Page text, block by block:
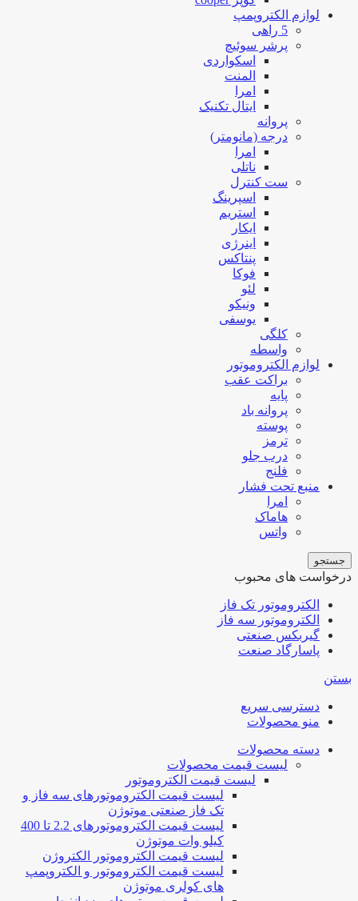
لوازم الکتروپمپ
5 راهی
پرشر سوئیچ
اسکواردی
المنت
امرا
ایتال تکنیک
پروانه
درجه (مانومتر)
امرا
ناتلی
ست کنترل
اسپرینگ
استریم
ایکار
اینرژی
پنتاکس
فوکا
لئو
ونیکو
یوسفی
کلگی
واسطه
لوازم الکتروموتور
براکت عقب
پایه
پروانه باد
پوسته
ترمز
درب جلو
فلنج
منبع تحت فشار
امرا
هاماک
واتس
جستجو
درخواست های محبوب
الکتروموتور تک فاز
الکتروموتور سه فاز
گیربکس صنعتی
پاسارگاد صنعت
بستن
دسترسی سریع
منو محصولات
دسته محصولات
لیست قیمت محصولات
لیست قیمت الکتروموتور
لیست قیمت الکتروموتورهای سه فاز و
تک فاز صنعتی موتوژن
لیست قیمت الکتروموتورهای 2.2 تا 400
کیلو وات موتوژن
لیست قیمت الکتروموتور الکتروژن
لیست قیمت الکتروموتور و الکتروپمپ
های کولری موتوژن